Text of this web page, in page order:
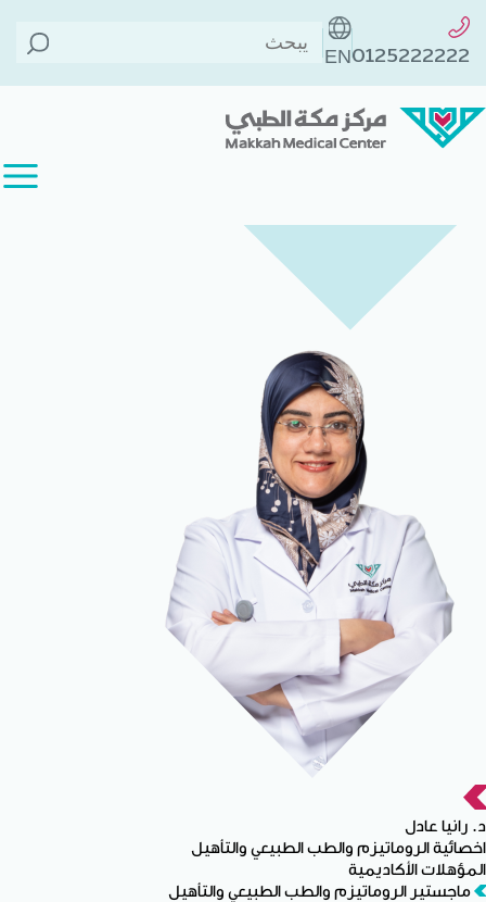
0125222222
EN
د. رانيا عادل
الخلف>
د. رانيا عادل
اخصائية الروماتيزم والطب الطبيعي والتأهيل
المؤهلات الأكاديمية
ماجستير الروماتيزم والطب الطبيعي والتأهيل